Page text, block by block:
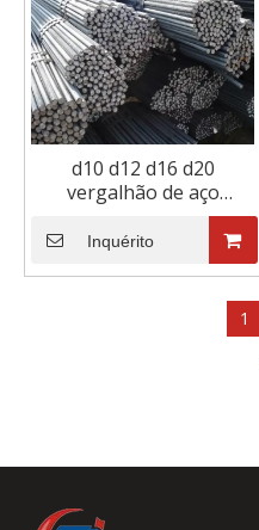
d10 d12 d16 d20
vergalhão de aço
concreto ferro aço preço
por tonelada
Inquérito
1